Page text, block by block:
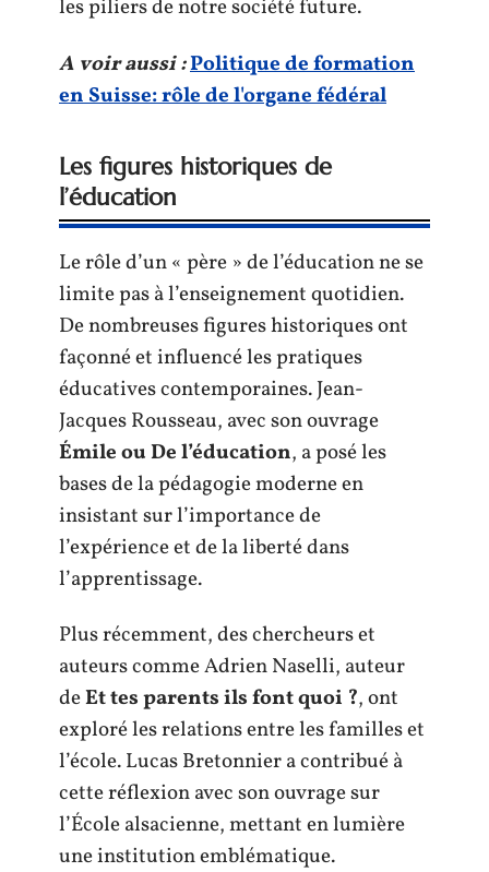
les piliers de notre société future.
A voir aussi :Politique de formation
en Suisse: rôle de l'organe fédéral
Les figures historiques de
l’éducation
Le rôle d’un « père » de l’éducation ne se
limite pas à l’enseignement quotidien.
De nombreuses figures historiques ont
façonné et influencé les pratiques
éducatives contemporaines. Jean-
Jacques Rousseau, avec son ouvrage
Émile ou De l’éducation, a posé les
bases de la pédagogie moderne en
insistant sur l’importance de
l’expérience et de la liberté dans
l’apprentissage.
Plus récemment, des chercheurs et
auteurs comme Adrien Naselli, auteur
deEt tes parents ils font quoi ?, ont
exploré les relations entre les familles et
l’école. Lucas Bretonnier a contribué à
cette réflexion avec son ouvrage sur
l’École alsacienne, mettant en lumière
une institution emblématique.